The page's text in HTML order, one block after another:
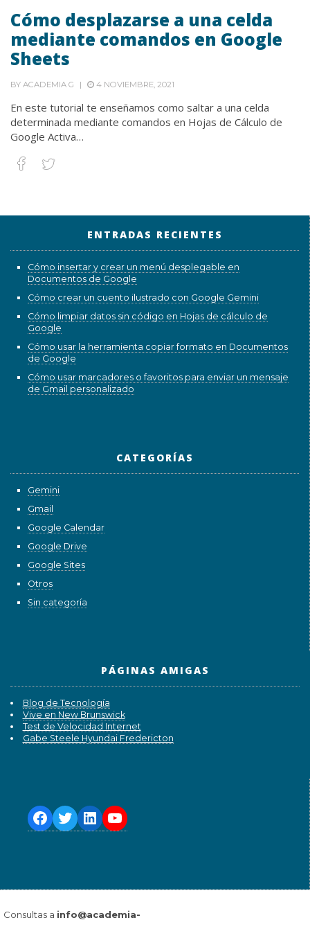
Cómo desplazarse a una celda
mediante comandos en Google
Sheets
BY ACADEMIA G 4 NOVIEMBRE, 2021
En este tutorial te enseñamos como saltar a una celda
determinada mediante comandos en Hojas de Cálculo de
Google Activa…
ENTRADAS RECIENTES
Cómo insertar y crear un menú desplegable en
Documentos de Google
Cómo crear un cuento ilustrado con Google Gemini
Cómo limpiar datos sin código en Hojas de cálculo de
Google
Cómo usar la herramienta copiar formato en Documentos
de Google
Cómo usar marcadores o favoritos para enviar un mensaje
de Gmail personalizado
CATEGORÍAS
Gemini
Gmail
Google Calendar
Google Drive
Google Sites
Otros
Sin categoría
PÁGINAS AMIGAS
Blog de Tecnología
Vive en New Brunswick
Test de Velocidad Internet
Gabe Steele Hyundai Fredericton
Consultas a info@academia-